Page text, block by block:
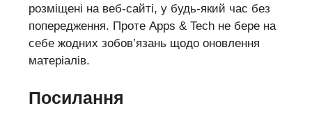
розміщені на веб-сайті, у будь-який час без
попередження. Проте Apps & Tech не бере на
себе жодних зобов’язань щодо оновлення
матеріалів.
Посилання